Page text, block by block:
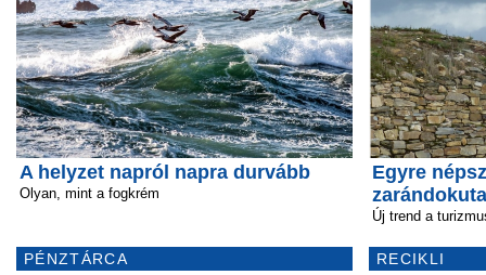
A helyzet napról napra durvább
Olyan, mint a fogkrém
PÉNZTÁRCA
Egyre
Új trend a
RECIKLI